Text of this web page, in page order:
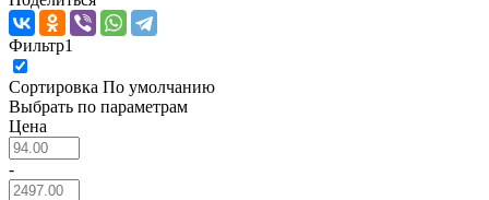
Фильтр1
Сортировка По умолчанию
Выбрать по параметрам
Цена
-